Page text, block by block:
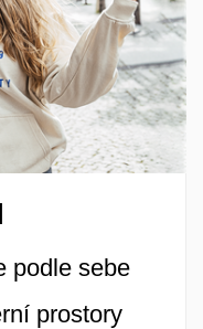
podle sebe
prostory